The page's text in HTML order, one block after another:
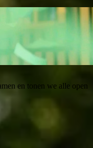
en tonen we alle open